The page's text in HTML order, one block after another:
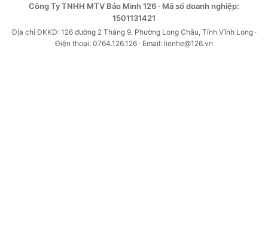
Công Ty TNHH MTV Bảo Minh 126 · Mã số doanh nghiệp:
1501131421
Địa chỉ ĐKKD: 126 đường 2 Tháng 9, Phường Long Châu, Tỉnh Vĩnh Long ·
Điện thoại: 0764.126.126 · Email: lienhe@126.vn